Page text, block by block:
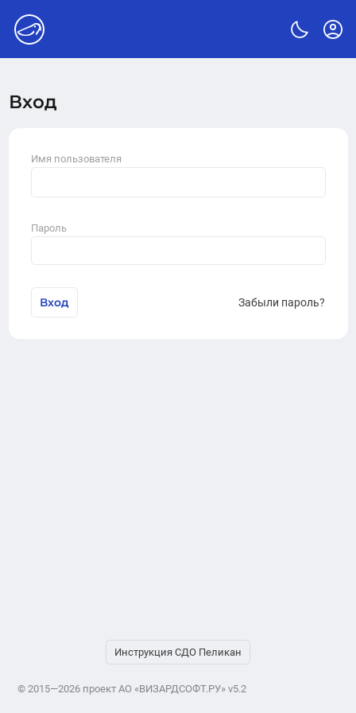
Вход
Имя пользователя
Пароль
Вход Забыли пароль?
Инструкция СДО Пеликан
© 2015—2026 проект АО «ВИЗАРДСОФТ.РУ» v5.2